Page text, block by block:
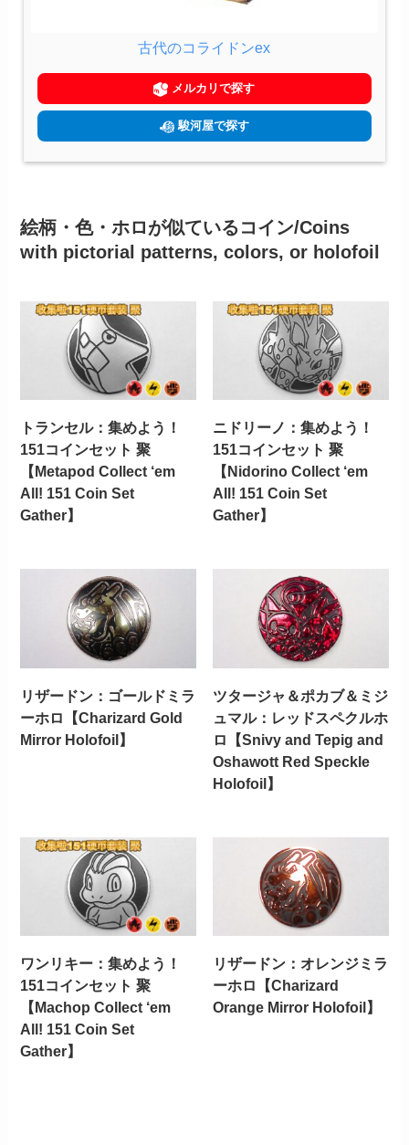
古代のコライドンex
メルカリで探す
駿河屋で探す
絵柄・色・ホロが似ているコイン/Coins
with pictorial patterns, colors, or holofoil
トランセル：集めよう！
151コインセット 聚
【Metapod Collect ‘em
All! 151 Coin Set
Gather】
ニドリーノ：集めよう！
151コインセット 聚
【Nidorino Collect ‘em
All! 151 Coin Set
Gather】
リザードン：ゴールドミラ
ーホロ【Charizard Gold
Mirror Holofoil】
ツタージャ＆ポカブ＆ミジ
ュマル：レッドスペクルホ
ロ【Snivy and Tepig and
Oshawott Red Speckle
Holofoil】
ワンリキー：集めよう！
151コインセット 聚
【Machop Collect ‘em
All! 151 Coin Set
Gather】
リザードン：オレンジミラ
ーホロ【Charizard
Orange Mirror Holofoil】